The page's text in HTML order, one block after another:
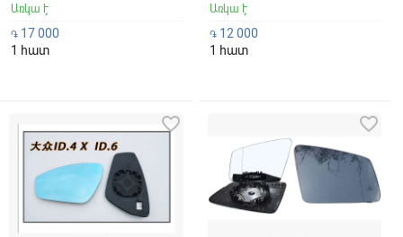
Առկա է
֏ 17 000
1 հատ
Առկա է
֏12 000
1 հատ
favorite_border favorite_border